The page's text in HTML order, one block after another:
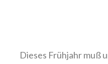
Dieses Frühjahr muß